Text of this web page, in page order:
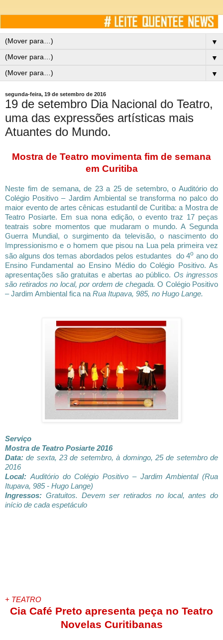
▼
▼
▼
segunda-feira, 19 de setembro de 2016
19 de setembro Dia Nacional do Teatro,
uma das expressões artísticas mais
Atuantes do Mundo.
Mostra de Teatro movimenta fim de semana
em Curitiba
Neste fim de semana, de 23 a 25 de setembro, o Auditório do
Colégio Positivo – Jardim Ambiental se transforma no palco do
maior evento de artes cênicas estudantil de Curitiba: a Mostra de
Teatro Posiarte. Em sua nona edição, o evento traz 17 peças
teatrais sobre momentos que mudaram o mundo. A Segunda
Guerra Mundial, o surgimento da televisão, o nascimento do
Impressionismo e o homem que pisou na Lua pela primeira vez
são alguns dos temas abordados pelos estudantes do 4o ano do
Ensino Fundamental ao Ensino Médio do Colégio Positivo. As
apresentações são gratuitas e abertas ao público. Os ingressos
são retirados no local, por ordem de chegada. O Colégio Positivo
– Jardim Ambiental fica naRua Itupava, 985, no Hugo Lange.
Serviço
Mostra de Teatro Posiarte 2016
Data: de sexta, 23 de setembro, à domingo, 25 de setembro de
2016
Local: Auditório do Colégio Positivo – Jardim Ambiental (Rua
Itupava, 985 - Hugo Lange)
Ingressos: Gratuitos. Devem ser retirados no local, antes do
início de cada espetáculo
+ TEATRO
Cia Café Preto apresenta peça no Teatro
Novelas Curitibanas